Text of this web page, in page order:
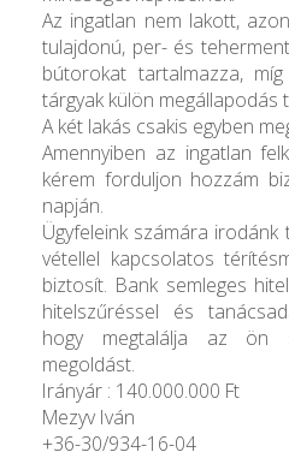
Az ingatlan nem lakott,
tulajdonú, per- és
bútorokat tartalmazza,
tárgyak külön megállapodás
A két lakás csakis egyben
Amennyiben az ingatlan
kérem forduljon hozzám
napján.
Ügyfeleink számára
vétellel kapcsolatos
biztosít. Bank semleges
hitelszűréssel és
hogy megtalálja az ön
megoldást.
Irányár : 140.000.000 Ft
Mezyv Iván
+36-30/934-16-04